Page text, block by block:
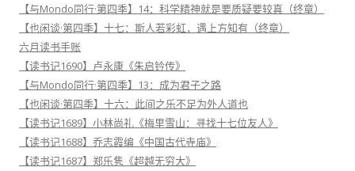
【与Mondo同行·第四季】14：科学精神就是要质疑要较真（终章）
【也闲谈·第四季】十七：斯人若彩虹，遇上方知有（终章）
六月读书手账
【读书记1690】卢永康《朱启钤传》
【与Mondo同行·第四季】13：成为君子之路
【也闲谈·第四季】十六：此间之乐不足为外人道也
【读书记1689】小林尚礼《梅里雪山：寻找十七位友人》
【读书记1688】乔志霞编《中国古代寺庙》
【读书记1687】郑乐隽《超越无穷大》